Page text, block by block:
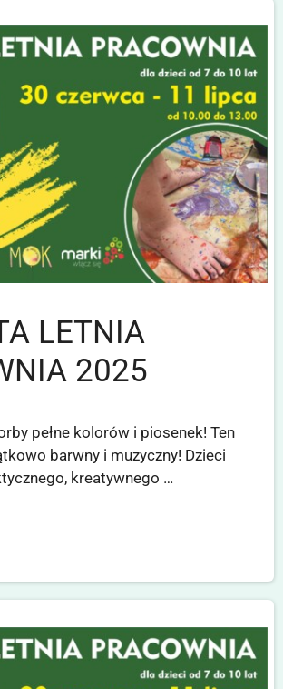
LETNIA
2025
pełne kolorów i piosenek! Ten
barwny i muzyczny! Dzieci
kreatywnego …